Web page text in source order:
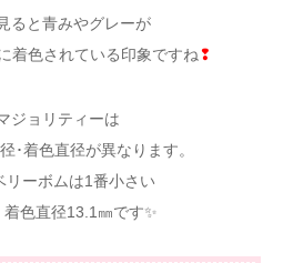
ると青みやグレーが
着色されている印象ですね❢
ジョリティーは
･着色直径が異なります。
リーボムは1番小さい
色直径13.1㎜です✨